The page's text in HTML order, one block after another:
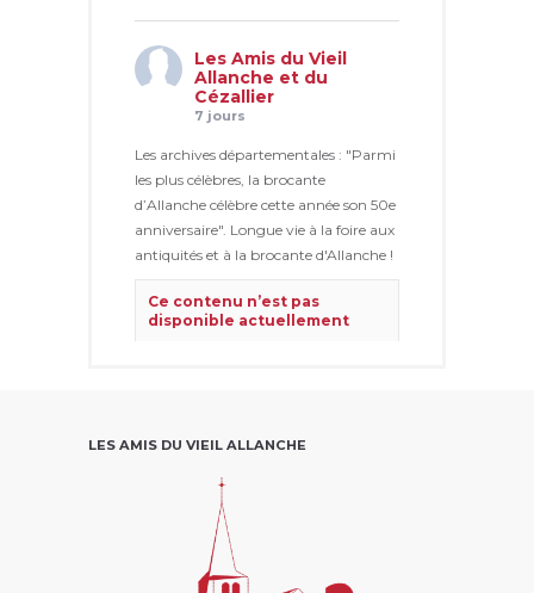
Les Amis du Vieil
Allanche et du
Cézallier
7 jours
Les archives départementales : "Parmi
les plus célèbres, la brocante
d’Allanche célèbre cette année son 50e
anniversaire". Longue vie à la foire aux
antiquités et à la brocante d'Allanche !
Ce contenu n’est pas
disponible actuellement
LES AMIS DU VIEIL ALLANCHE